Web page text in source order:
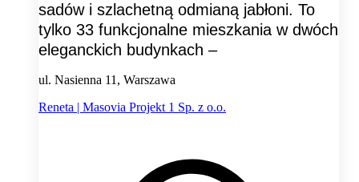
sadów i szlachetną odmianą jabłoni. To
tylko 33 funkcjonalne mieszkania w dwóch
eleganckich budynkach –
ul. Nasienna 11, Warszawa
Reneta | Masovia Projekt 1 Sp. z o.o.